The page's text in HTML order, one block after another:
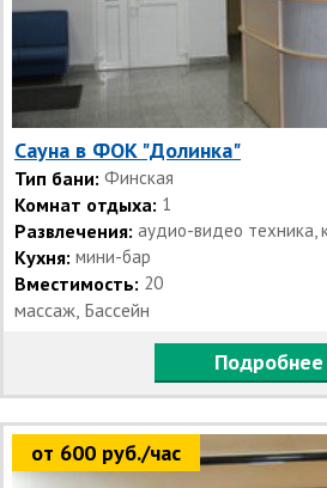
Сауна в ФОК "Долинка"
Тип бани: Финская
Комнат отдыха: 1
Развлечения: аудио-видео техника,
Кухня: мини-бар
Вместимость: 20
массаж, Бассейн
Подробнее
от 600 руб./час